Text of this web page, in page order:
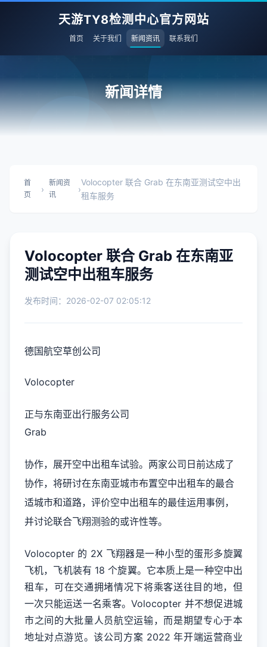
天游TY8检测中心官方网站
首页 关于我们 新闻资讯 联系我们
新闻详情
首
页
›
新闻资
讯
›
Volocopter 联合 Grab 在东南亚测试空中出
租车服务
Volocopter 联合 Grab 在东南亚
测试空中出租车服务
发布时间：2026-02-07 02:05:12
德国航空草创公司
Volocopter
正与东南亚出行服务公司
Grab
协作，展开空中出租车试验。两家公司日前达成了
协作，将研讨在东南亚城市布置空中出租车的最合
适城市和道路，评价空中出租车的最佳运用事例，
并讨论联合飞翔测验的或许性等。
Volocopter 的 2X 飞翔器是一种小型的蛋形多旋翼
飞机，飞机装有 18 个旋翼。它本质上是一种空中出
租车，可在交通拥堵情况下将乘客送往目的地，但
一次只能运送一名乘客。Volocopter 并不想促进城
市之间的大批量人员航空运输，而是期望专心于本
地址对点游览。该公司方案 2022 年开端运营商业